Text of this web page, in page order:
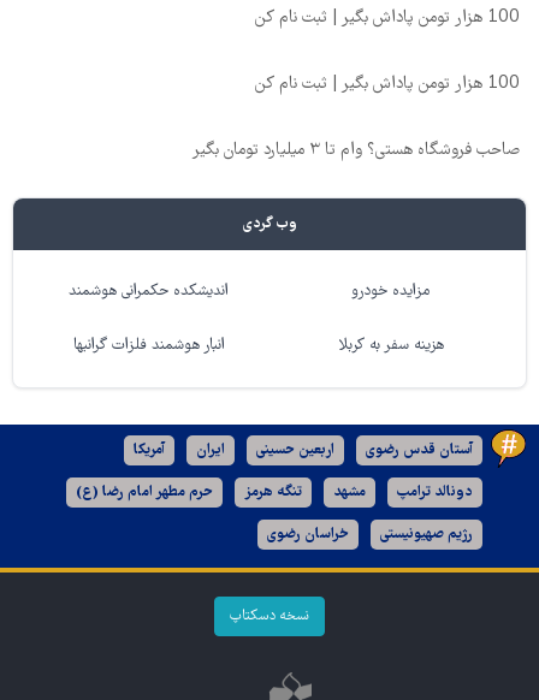
100 هزار تومن پاداش بگیر | ثبت نام کن
100 هزار تومن پاداش بگیر | ثبت نام کن
صاحب فروشگاه هستی؟ وام تا ۳ میلیارد تومان بگیر
وب گردی
مزایده خودرو اندیشکده حکمرانی هوشمند
هزینه سفر به کربلا انبار هوشمند فلزات گرانبها
آستان قدس رضوی اربعین حسینی ایران آمریکا
دونالد ترامپ مشهد تنگه هرمز حرم مطهر امام رضا (ع)
رژیم صهیونیستی خراسان رضوی
نسخه دسکتاپ